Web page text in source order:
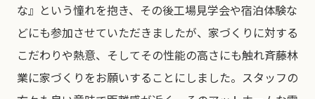
な』という憧れを抱き、その後工場見学会や宿泊体験な
どにも参加させていただきましたが、家づくりに対する
こだわりや熱意、そしてその性能の高さにも触れ斉藤林
業に家づくりをお願いすることにしました。スタッフの